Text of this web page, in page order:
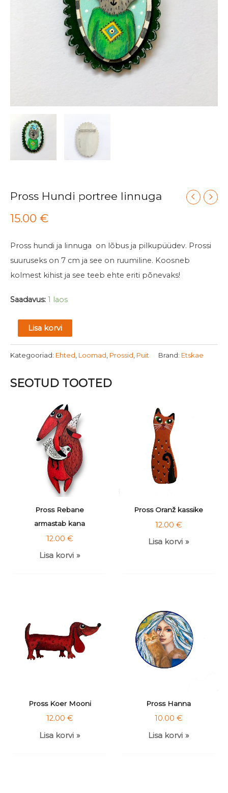
Pross Hundi portree linnuga
15.00 €
Pross hundi ja linnuga on lõbus ja pilkupüüdev. Prossi
suuruseks on 7 cm ja see on ruumiline. Koosneb
kolmest kihist ja see teeb ehte eriti põnevaks!
Saadavus: 1 laos
Lisa korvi
Kategooriad: Ehted Loomad Prossid Puit Brand: Etskae
SEOTUD TOOTED
Pross Rebane
armastab kana
12.00 €
Lisa korvi
Pross Oranž kassike
12.00 €
Lisa korvi
Pross Koer Mooni
12.00 €
Lisa korvi
Pross Hanna
10.00 €
Lisa korvi